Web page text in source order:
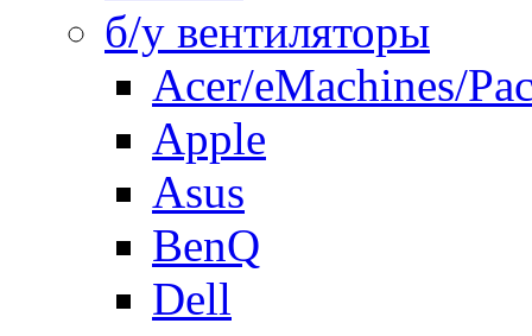
б/у вентиляторы
Acer/eMachines/
Apple
Asus
BenQ
Dell